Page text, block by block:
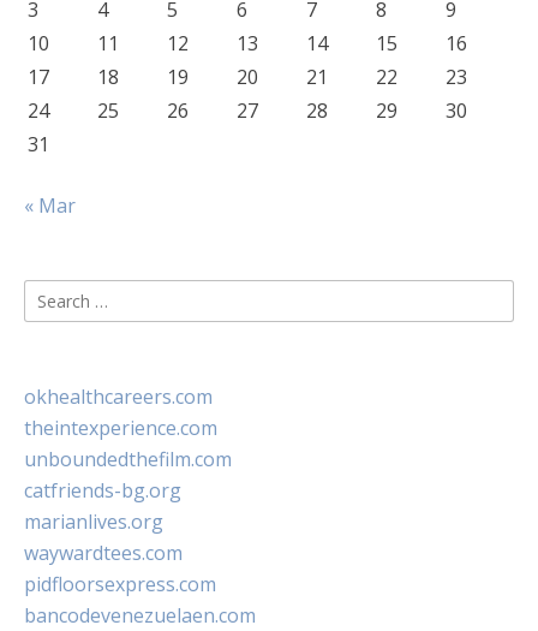
3
4 5 6 7 8
9
10
11 12 13 14 15
16
17
18 19 20 21 22
23
24
25 26 27 28 29
30
31
« Mar
Search
for:
okhealthcareers.com
theintexperience.com
unboundedthefilm.com
catfriends-bg.org
marianlives.org
waywardtees.com
pidfloorsexpress.com
bancodevenezuelaen.com